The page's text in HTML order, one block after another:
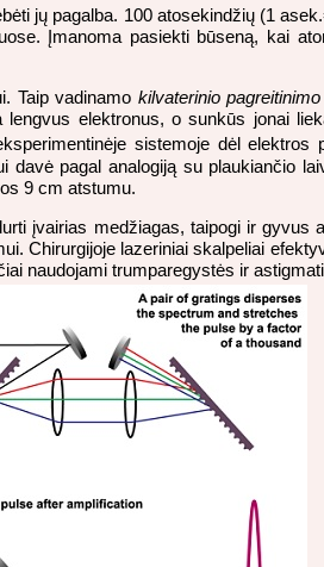
jų pagalba. 100 atosekindžių (1
Įmanoma pasiekti būseną, kai
Taip vadinamo kilvaterinio pagreitinimo
elektronus, o sunkūs jonai
sistemoje dėl
davė pagal analogiją su plaukiančio
9 cm atstumu.
įvairias medžiagas, taipogi ir
Chirurgijoje lazeriniai skalpeliai
naudojami trumparegystės ir